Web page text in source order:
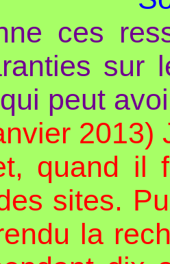
ces
sur
peut
2013)
quand il
sites.
la